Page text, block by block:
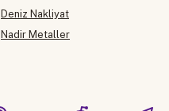
Deniz Nakliyat
Nadir Metaller